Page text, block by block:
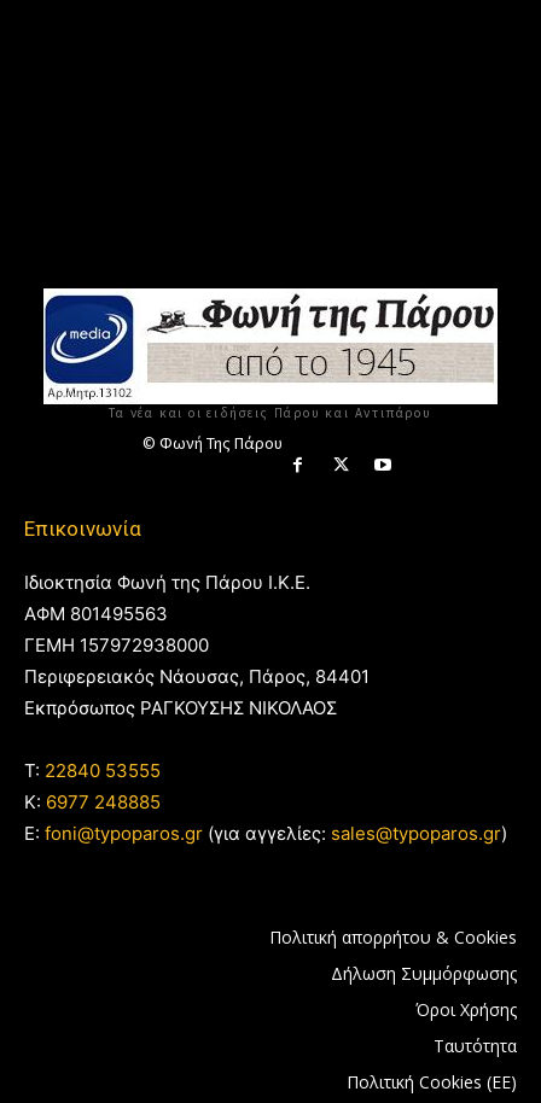
Τα νέα και οι ειδήσεις Πάρου και Αντιπάρου
© Φωνή Της Πάρου
Επικοινωνία
Ιδιοκτησία Φωνή της Πάρου Ι.Κ.Ε.
ΑΦΜ 801495563
ΓΕΜΗ 157972938000
Περιφερειακός Νάουσας, Πάρος, 84401
Εκπρόσωπος ΡΑΓΚΟΥΣΗΣ ΝΙΚΟΛΑΟΣ
T: 22840 53555
Κ: 6977 248885
E: foni@typoparos.gr (για αγγελίες: sales@typoparos.gr)
Πολιτική απορρήτου & Cookies
Δήλωση Συμμόρφωσης
Όροι Χρήσης
Ταυτότητα
Πολιτική Cookies (ΕΕ)